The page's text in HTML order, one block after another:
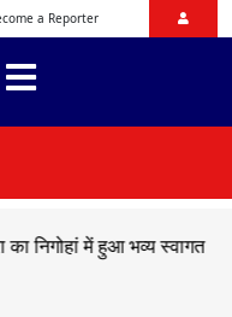
a Reporter
में हुआ भव्य स्वागत ●सड़क